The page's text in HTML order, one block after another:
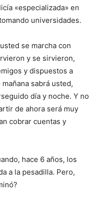
«especializada» en
universidades.
se marcha con
y se sirvieron,
y dispuestos a
sabrá usted,
día y noche. Y no
de ahora será muy
cobrar cuentas y
hace 6 años, los
a la pesadilla. Pero,